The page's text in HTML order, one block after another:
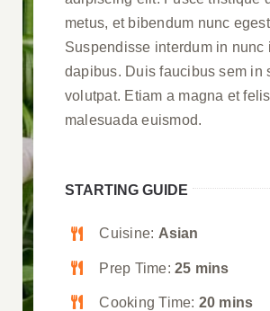
metus, et bibendum nunc
Suspendisse interdum in nunc
dapibus. Duis faucibus sem in
volutpat. Etiam a magna et felis
malesuada euismod.
STARTING GUIDE
Cuisine: Asian
Prep Time: 25 mins
Cooking Time: 20 mins